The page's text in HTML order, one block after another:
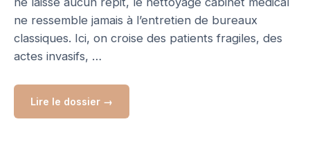
ne ressemble jamais à l’entretien de bureaux
classiques. Ici, on croise des patients fragiles, des
actes invasifs, …
Lire le dossier →